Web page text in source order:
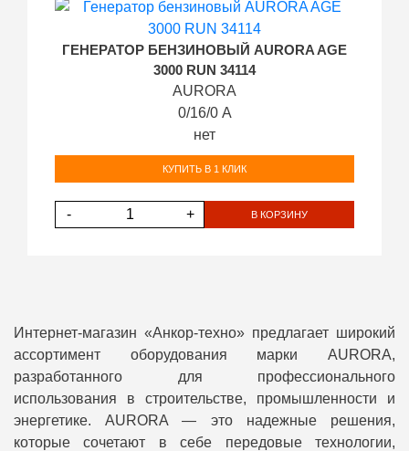
ГЕНЕРАТОР БЕНЗИНОВЫЙ AURORA AGE
3000 RUN 34114
AURORA
0/16/0 А
нет
КУПИТЬ В 1 КЛИК
- + В КОРЗИНУ
Интернет-магазин «Анкор-техно» предлагает широкий
ассортимент оборудования марки AURORA,
разработанного для профессионального
использования в строительстве, промышленности и
энергетике. AURORA — это надежные решения,
которые сочетают в себе передовые технологии,